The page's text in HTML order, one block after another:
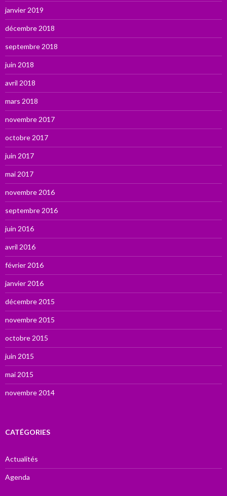
janvier 2019
décembre 2018
septembre 2018
juin 2018
avril 2018
mars 2018
novembre 2017
octobre 2017
juin 2017
mai 2017
novembre 2016
septembre 2016
juin 2016
avril 2016
février 2016
janvier 2016
décembre 2015
novembre 2015
octobre 2015
juin 2015
mai 2015
novembre 2014
CATÉGORIES
Actualités
Agenda